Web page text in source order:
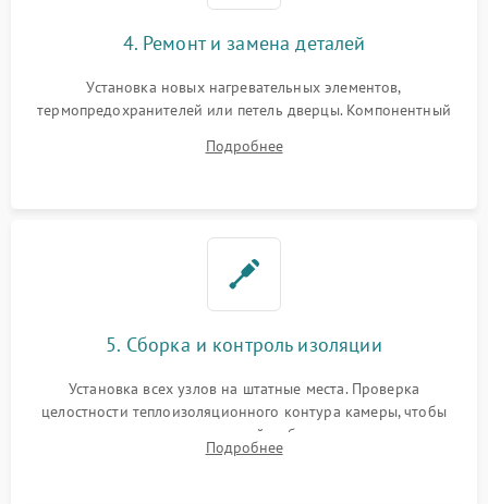
4. Ремонт и замена деталей
Установка новых нагревательных элементов,
термопредохранителей или петель дверцы. Компонентный
выгоревших реле, восстановление контактов и замена
Подробнее
5. Сборка и контроль изоляции
Установка всех узлов на штатные места. Проверка
целостности теплоизоляционного контура камеры, чтобы
исключить перегрев кухонной мебели и потерю тепла.
Надежная фиксация клемм и сборка корпуса шкафа.
Подробнее